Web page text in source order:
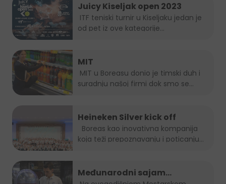
Juicy Kiseljak open 2023
od pet iz ove kategorije...
MIT
suradnju našoj firmi dok smo se...
Heineken Silver kick off
koja teži prepoznavanju i poticanju
Međunarodni sajam